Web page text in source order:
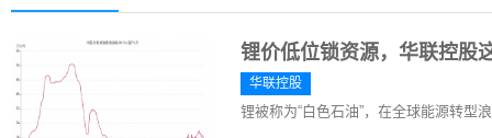
锂价低位锁资源，华联控股
华联控股
锂被称为“白色石油”，在全球能源转型